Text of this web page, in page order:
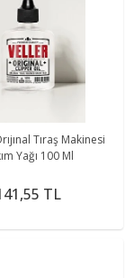
Tıraş Makinesi
Yağı 100 Ml
TL